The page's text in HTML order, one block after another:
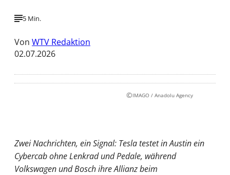
5 Min.
Von WTV Redaktion
02.07.2026
©IMAGO / Anadolu Agency
Zwei Nachrichten, ein Signal: Tesla testet in Austin ein
Cybercab ohne Lenkrad und Pedale, während
Volkswagen und Bosch ihre Allianz beim